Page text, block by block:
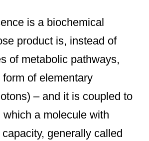
is a biochemical
product is, instead of
of metabolic pathways,
of elementary
– and it is coupled to
which a molecule with
generally called